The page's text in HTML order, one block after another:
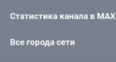
Статистика канала в MAX
Все города сети